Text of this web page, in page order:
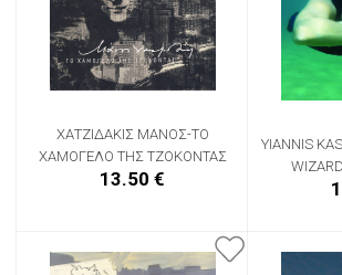
ΧΑΤΖΙΔΑΚΙΣ ΜΑΝΟΣ-ΤΟ
ΧΑΜΟΓΕΛΟ ΤΗΣ ΤΖΟΚΟΝΤΑΣ
13.50 €
YIANNIS